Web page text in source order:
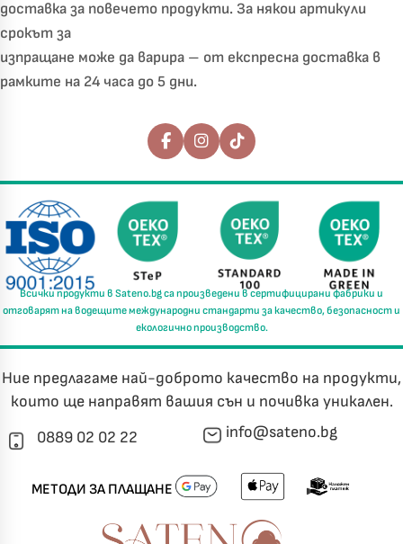
доставка за повечето продукти. За някои артикули
срокът за
изпращане може да варира – от експресна доставка в
рамките на 24 часа до 5 дни.
Последвайте ни
Всички продукти в Sateno.bgса произведени всертифицирани фабрики и
отговарят на водещите международни стандарти закачество, безопасност и
екологично производство.
Ние предлагаме най-доброто качество на продукти,
които ще направят вашия сън и почивка уникален.
0889 02 02 22
info@sateno.bg
МЕТОДИ ЗА ПЛАЩАНЕ